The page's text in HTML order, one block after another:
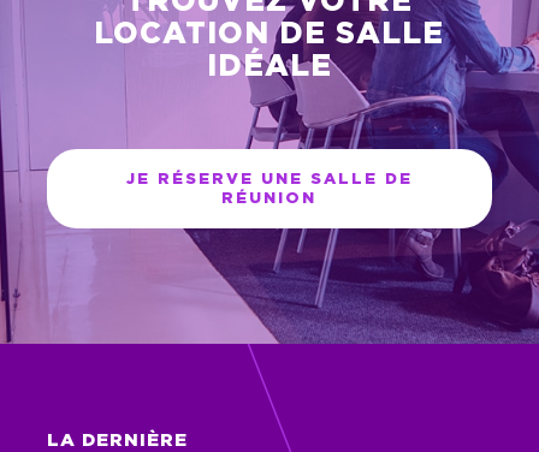
LOCATION DE SALLE
IDÉALE
JE RÉSERVE UNE SALLE DE
RÉUNION
LA DERNIÈRE